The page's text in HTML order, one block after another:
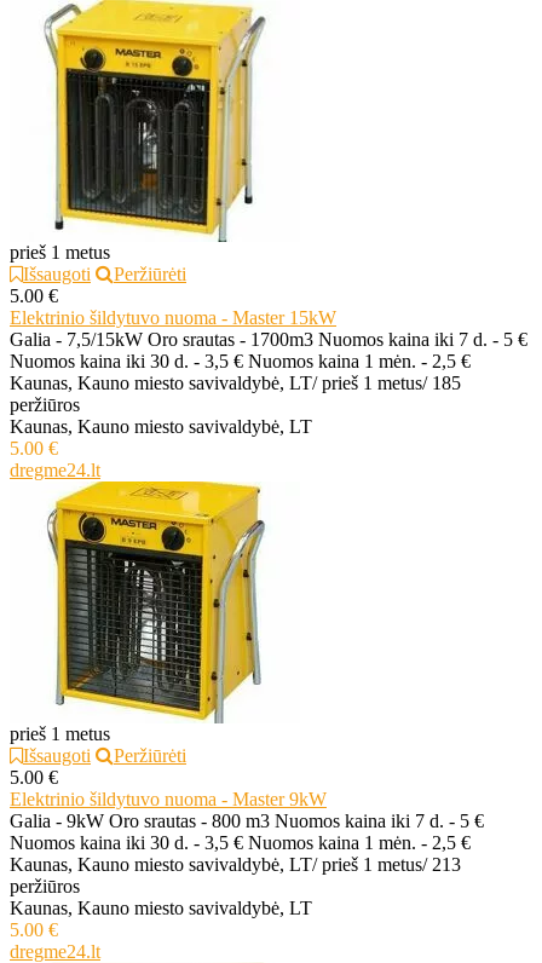
prieš 1 metus
Išsaugoti
Peržiūrėti
5.00 €
Elektrinio šildytuvo nuoma - Master 15kW
Galia - 7,5/15kW Oro srautas - 1700m3 Nuomos kaina iki 7 d. - 5 €
Nuomos kaina iki 30 d. - 3,5 € Nuomos kaina 1 mėn. - 2,5 €
Kaunas, Kauno miesto savivaldybė, LT/ prieš 1 metus/ 185
peržiūros
Kaunas, Kauno miesto savivaldybė, LT
5.00 €
dregme24.lt
prieš 1 metus
Išsaugoti
Peržiūrėti
5.00 €
Elektrinio šildytuvo nuoma - Master 9kW
Galia - 9kW Oro srautas - 800 m3 Nuomos kaina iki 7 d. - 5 €
Nuomos kaina iki 30 d. - 3,5 € Nuomos kaina 1 mėn. - 2,5 €
Kaunas, Kauno miesto savivaldybė, LT/ prieš 1 metus/ 213
peržiūros
Kaunas, Kauno miesto savivaldybė, LT
5.00 €
dregme24.lt